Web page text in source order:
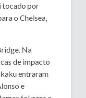
tocado por
o Chelsea,
Na
de impacto
entraram
e